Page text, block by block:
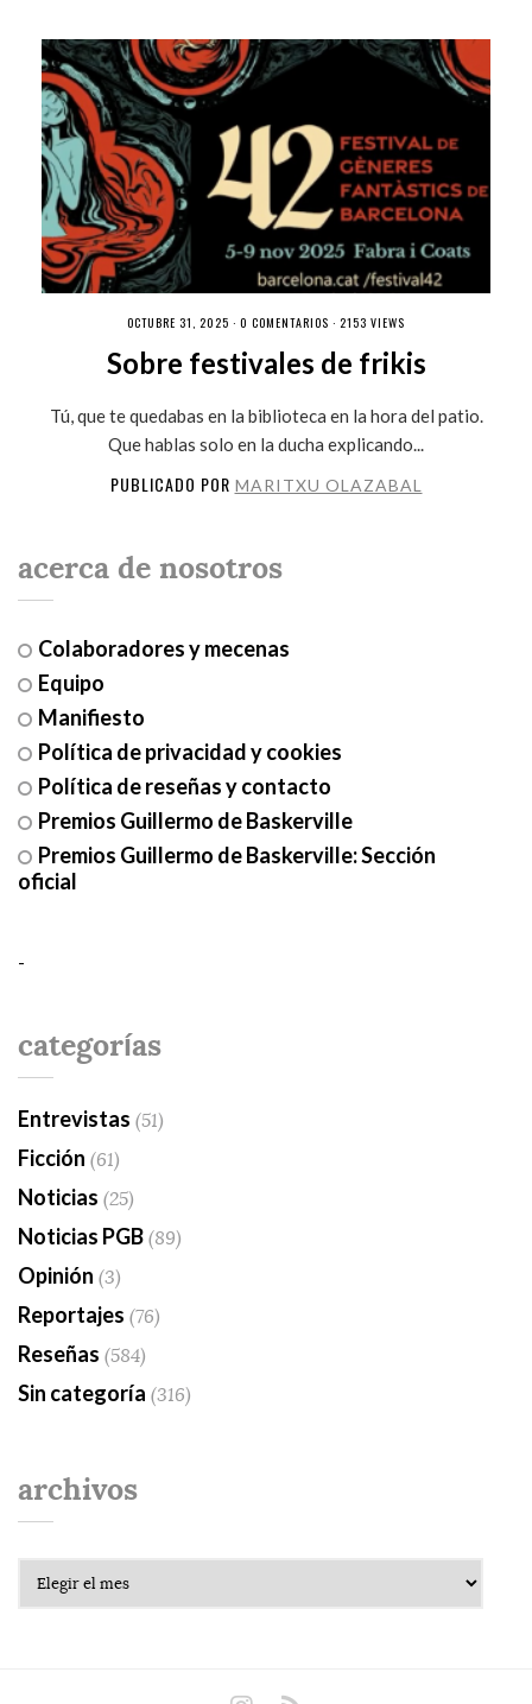
OCTUBRE 31, 2025 · 0 COMENTARIOS · 2153 VIEWS
Sobre festivales de frikis
Tú, que te quedabas en la biblioteca en la hora del patio.
Que hablas solo en la ducha explicando...
PUBLICADO POR MARITXU OLAZABAL
acerca de nosotros
Colaboradores y mecenas
Equipo
Manifiesto
Política de privacidad y cookies
Política de reseñas y contacto
Premios Guillermo de Baskerville
Premios Guillermo de Baskerville: Sección
oficial
-
categorías
Entrevistas (51)
Ficción (61)
Noticias (25)
Noticias PGB(89)
Opinión (3)
Reportajes (76)
Reseñas (584)
Sin categoría (316)
archivos